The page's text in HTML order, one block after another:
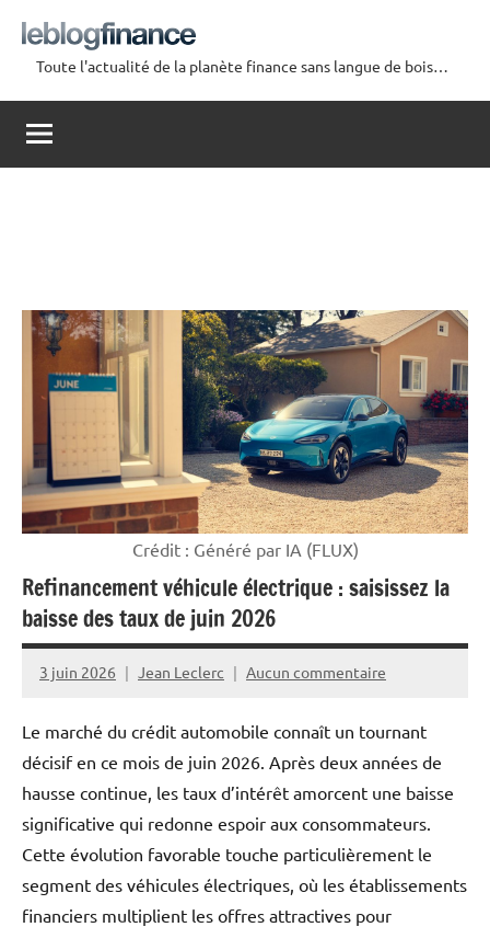
contenu
Le
Blog
Finance
Toute l'actualité de la planète finance sans langue de bois…
Crédit : Généré par IA (FLUX)
Refinancement véhicule électrique : saisissez la
baisse des taux de juin 2026
3 juin 2026 Jean Leclerc Aucun commentaire
Le marché du crédit automobile connaît un tournant
décisif en ce mois de juin 2026. Après deux années de
hausse continue, les taux d’intérêt amorcent une baisse
significative qui redonne espoir aux consommateurs.
Cette évolution favorable touche particulièrement le
segment des véhicules électriques, où les établissements
financiers multiplient les offres attractives pour